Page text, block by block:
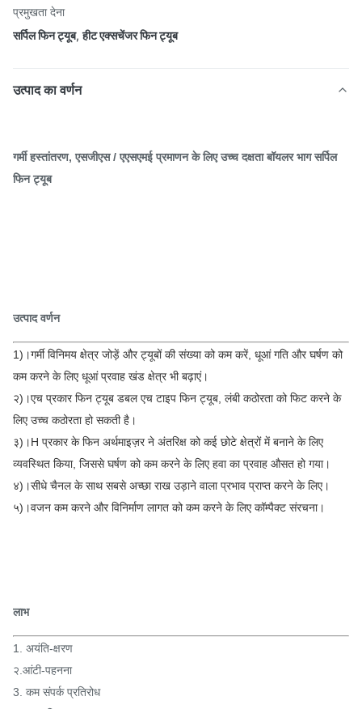
प्रमुखता देना
सर्पिल फिन ट्यूब,हीट एक्सचेंजर फिन ट्यूब
उत्पाद का वर्णन
गर्मी हस्तांतरण, एसजीएस / एएसएमई प्रमाणन के लिए उच्च दक्षता बॉयलर भाग सर्पिल
फिन ट्यूब
उत्पाद वर्णन
1)।गर्मी विनिमय क्षेत्र जोड़ें और ट्यूबों की संख्या को कम करें, धूआं गति और घर्षण को
कम करने के लिए धूआं प्रवाह खंड क्षेत्र भी बढ़ाएं।
२)।एच प्रकार फिन ट्यूब डबल एच टाइप फिन ट्यूब, लंबी कठोरता को फिट करने के
लिए उच्च कठोरता हो सकती है।
३)।H प्रकार के फिन अर्थमाइज़र ने अंतरिक्ष को कई छोटे क्षेत्रों में बनाने के लिए
व्यवस्थित किया, जिससे घर्षण को कम करने के लिए हवा का प्रवाह औसत हो गया।
४)।सीधे चैनल के साथ सबसे अच्छा राख उड़ाने वाला प्रभाव प्राप्त करने के लिए।
५)।वजन कम करने और विनिर्माण लागत को कम करने के लिए कॉम्पैक्ट संरचना।
लाभ
1. अयंति-क्षरण
२.आंटी-पहनना
3. कम संपर्क प्रतिरोध